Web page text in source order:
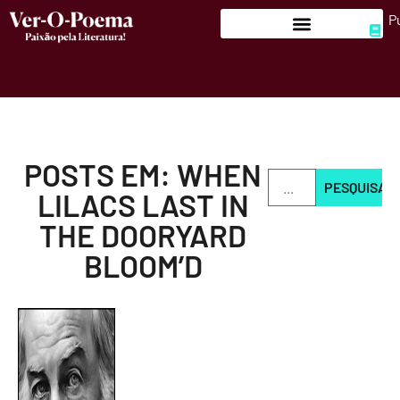
POSTS EM: WHEN
LILACS LAST IN
THE DOORYARD
BLOOM’D
PESQUISAR